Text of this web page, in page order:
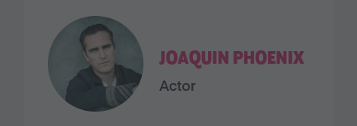
JOAQUIN PHOENIX
Actor